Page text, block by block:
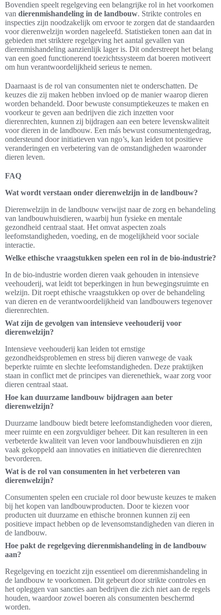
Bovendien speelt regelgeving een belangrijke rol in het voorkomen
van dierenmishandeling in de landbouw. Strikte controles en
inspecties zijn noodzakelijk om ervoor te zorgen dat de standaarden
voor dierenwelzijn worden nageleefd. Statistieken tonen aan dat in
gebieden met striktere regelgeving het aantal gevallen van
dierenmishandeling aanzienlijk lager is. Dit onderstreept het belang
van een goed functionerend toezichtssysteem dat boeren motiveert
om hun verantwoordelijkheid serieus te nemen.
Daarnaast is de rol van consumenten niet te onderschatten. De
keuzes die zij maken hebben invloed op de manier waarop dieren
worden behandeld. Door bewuste consumptiekeuzes te maken en
voorkeur te geven aan bedrijven die zich inzetten voor
dierenrechten, kunnen zij bijdragen aan een betere levenskwaliteit
voor dieren in de landbouw. Een más bewust consumentengedrag,
ondersteund door initiatieven van ngo’s, kan leiden tot positieve
veranderingen en verbetering van de omstandigheden waaronder
dieren leven.
FAQ
Wat wordt verstaan onder dierenwelzijn in de landbouw?
Dierenwelzijn in de landbouw verwijst naar de zorg en behandeling
van landbouwhuisdieren, waarbij hun fysieke en mentale
gezondheid centraal staat. Het omvat aspecten zoals
leefomstandigheden, voeding, en de mogelijkheid voor sociale
interactie.
Welke ethische vraagstukken spelen een rol in de bio-industrie?
In de bio-industrie worden dieren vaak gehouden in intensieve
veehouderij, wat leidt tot beperkingen in hun bewegingsruimte en
welzijn. Dit roept ethische vraagstukken op over de behandeling
van dieren en de verantwoordelijkheid van landbouwers tegenover
dierenrechten.
Wat zijn de gevolgen van intensieve veehouderij voor
dierenwelzijn?
Intensieve veehouderij kan leiden tot ernstige
gezondheidsproblemen en stress bij dieren vanwege de vaak
beperkte ruimte en slechte leefomstandigheden. Deze praktijken
staan in conflict met de principes van dierenethiek, waar zorg voor
dieren centraal staat.
Hoe kan duurzame landbouw bijdragen aan beter
dierenwelzijn?
Duurzame landbouw biedt betere leefomstandigheden voor dieren,
meer ruimte en een zorgvuldiger beheer. Dit kan resulteren in een
verbeterde kwaliteit van leven voor landbouwhuisdieren en zijn
vaak gekoppeld aan innovaties en initiatieven die dierenrechten
bevorderen.
Wat is de rol van consumenten in het verbeteren van
dierenwelzijn?
Consumenten spelen een cruciale rol door bewuste keuzes te maken
bij het kopen van landbouwproducten. Door te kiezen voor
producten uit duurzame en ethische bronnen kunnen zij een
positieve impact hebben op de levensomstandigheden van dieren in
de landbouw.
Hoe pakt de regelgeving dierenmishandeling in de landbouw
aan?
Regelgeving en toezicht zijn essentieel om dierenmishandeling in
de landbouw te voorkomen. Dit gebeurt door strikte controles en
het opleggen van sancties aan bedrijven die zich niet aan de regels
houden, waardoor zowel boeren als consumenten beschermd
worden.